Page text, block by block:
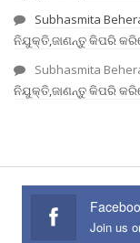
Subhasmita
ନିଯୁକ୍ତି,ଜାଣନ୍ତୁ କିପରି
Subhasmita
ନିଯୁକ୍ତି,ଜାଣନ୍ତୁ କିପରି